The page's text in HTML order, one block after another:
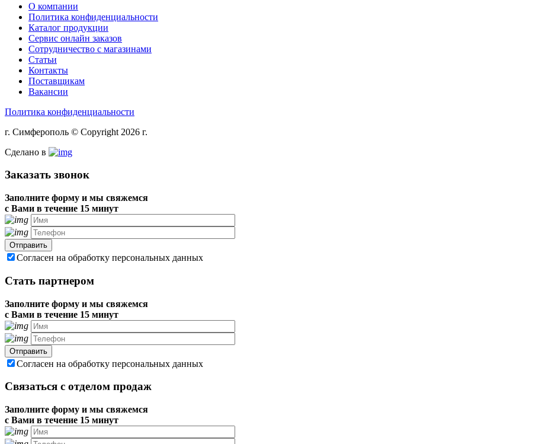
О компании
Политика конфиденциальности
Каталог продукции
Сервис онлайн заказов
Сотрудничество с магазинами
Статьи
Контакты
Поставщикам
Вакансии
Политика конфиденциальности
г. Симферополь © Copyright 2026 г.
Сделано в
Заказать звонок
Заполните форму и мы свяжемся
с Вами в течение 15 минут
Согласен на обработку персональных данных
Стать партнером
Заполните форму и мы свяжемся
с Вами в течение 15 минут
Согласен на обработку персональных данных
Связаться с отделом продаж
Заполните форму и мы свяжемся
с Вами в течение 15 минут